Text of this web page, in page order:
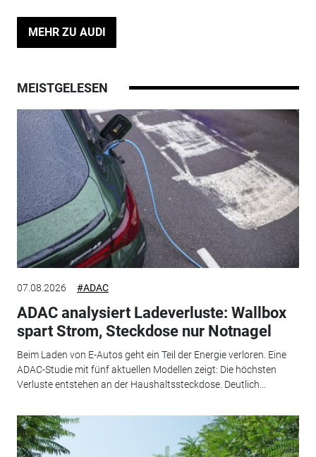
MEHR ZU AUDI
MEISTGELESEN
07.08.2026 #ADAC
ADAC analysiert Ladeverluste: Wallbox
spart Strom, Steckdose nur Notnagel
Beim Laden von E-Autos geht ein Teil der Energie verloren. Eine
ADAC-Studie mit fünf aktuellen Modellen zeigt: Die höchsten
Verluste entstehen an der Haushaltssteckdose. Deutlich...